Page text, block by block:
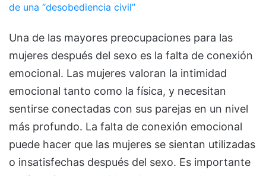
de una “desobediencia civil”
Una de las mayores preocupaciones para las
mujeres después del sexo es la falta de conexión
emocional. Las mujeres valoran la intimidad
emocional tanto como la física, y necesitan
sentirse conectadas con sus parejas en un nivel
más profundo. La falta de conexión emocional
puede hacer que las mujeres se sientan utilizadas
o insatisfechas después del sexo. Es importante